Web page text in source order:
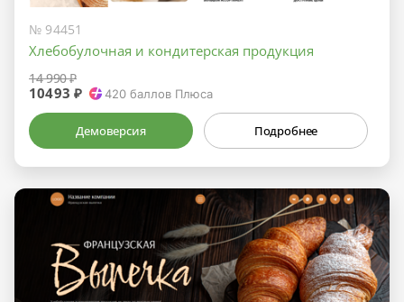
№ 94451
Хлебобулочная и кондитерская продукция
14 990 ₽
10493 ₽ 420 баллов Плюса
Демоверсия Подробнее